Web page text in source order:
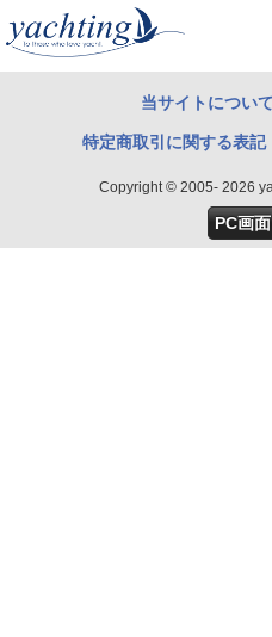
当サイトについて
特定商取引に関する表記
Copyright © 2005- 2026
PC画